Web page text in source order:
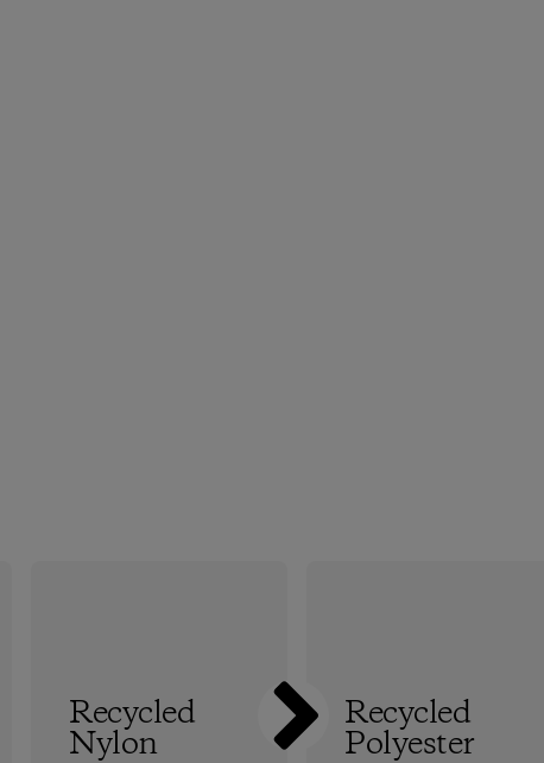
Recycled
Nylon
Recycled
Polyester